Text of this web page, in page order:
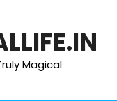
Magical